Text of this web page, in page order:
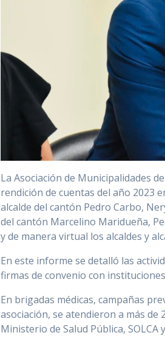
La Asociación de Municipalidades
rendición de cuentas del año 2023
alcalde del cantón Pedro Carbo,
del cantón Marcelino Maridueña,
y de manera virtual los alcaldes y
En este informe se detalló las
firmas de convenio con
En brigadas médicas, campañas
asociación, se atendieron a más
Ministerio de Salud Pública,